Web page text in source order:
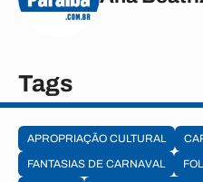
Tags
APROPRIAÇÃO CULTURAL
FANTASIAS DE CARNAVAL